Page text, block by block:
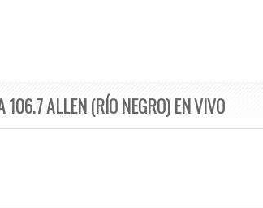
106.7 ALLEN (RÍO NEGRO) EN VIVO